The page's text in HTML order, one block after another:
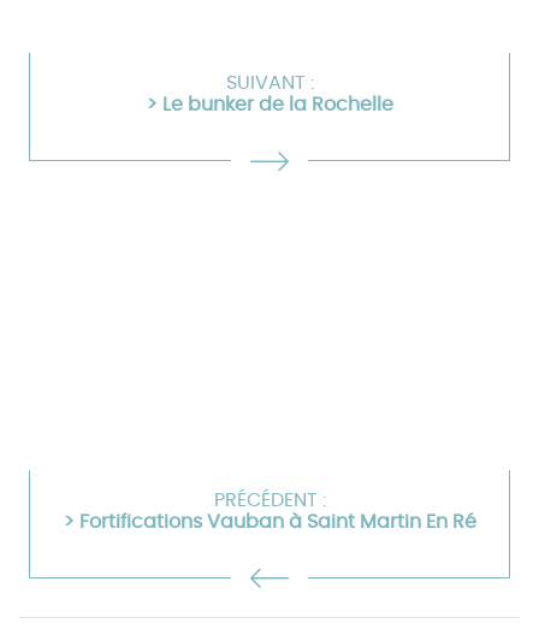
SUIVANT :
> Le bunker de la Rochelle
PRÉCÉDENT :
> Fortifications Vauban à Saint Martin En Ré